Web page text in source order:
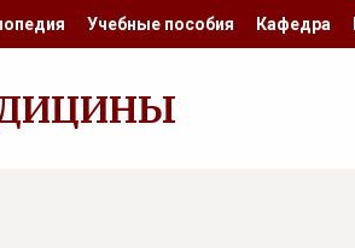
Учебные пособия Кафедра